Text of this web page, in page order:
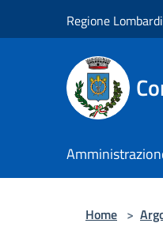
Regione
Home >